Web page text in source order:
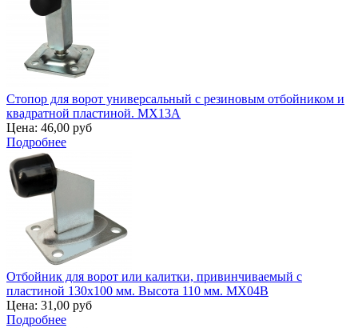
Стопор для ворот универсальный с резиновым отбойником и
квадратной пластиной. MX13A
Цена: 46,00 руб
Подробнее
Отбойник для ворот или калитки, привинчиваемый с
пластиной 130х100 мм. Высота 110 мм. MX04B
Цена: 31,00 руб
Подробнее